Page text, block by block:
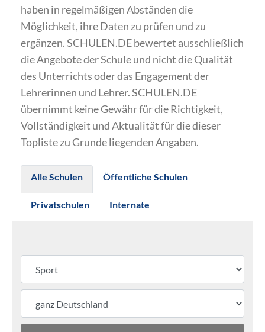
haben in regelmäßigen Abständen die
Möglichkeit, ihre Daten zu prüfen und zu
ergänzen. SCHULEN.DE bewertet ausschließlich
die Angebote der Schule und nicht die Qualität
des Unterrichts oder das Engagement der
Lehrerinnen und Lehrer. SCHULEN.DE
übernimmt keine Gewähr für die Richtigkeit,
Vollständigkeit und Aktualität für die dieser
Topliste zu Grunde liegenden Angaben.
Alle Schulen Öffentliche Schulen
Privatschulen Internate